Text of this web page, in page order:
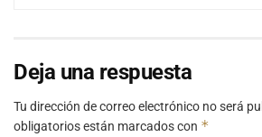
Deja una respuesta
Tu dirección de correo electrónico no será
obligatorios están marcados con *